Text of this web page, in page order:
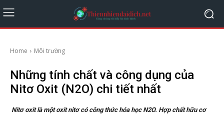
Home Môi trường
Những tính chất và công dụng của
Nitơ Oxit (N2O) chi tiết nhất
Nitơ oxit là một oxit nitơ có công thức hóa học N2O. Hợp chất hữu cơ